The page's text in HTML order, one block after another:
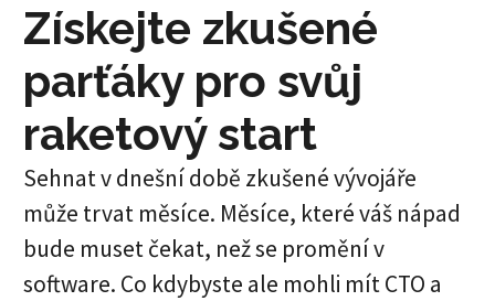
Získejte zkušené
parťáky pro svůj
raketový start
Sehnat v dnešní době zkušené vývojáře
může trvat měsíce. Měsíce, které váš nápad
bude muset čekat, než se promění v
software. Co kdybyste ale mohli mít CTO a